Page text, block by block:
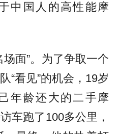
中国人的高性能摩
面”。为了争取一个
“看见”的机会，19岁
年龄还大的二手摩
车跑了100多公里，